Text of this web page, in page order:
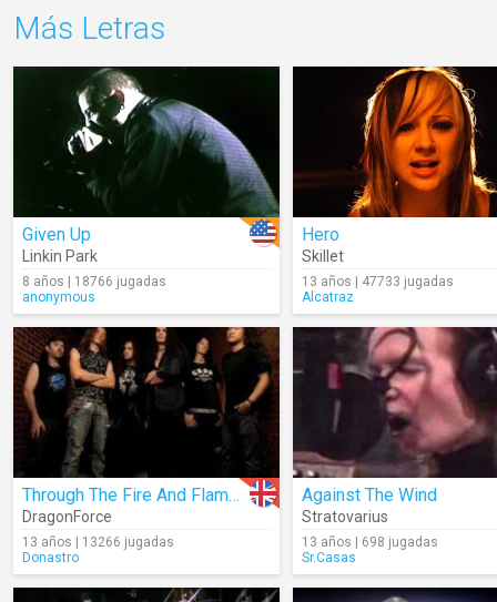
Más Letras
Given Up
Linkin Park
8 años | 18766 jugadas
anonymous
Hero
Skillet
13 años | 47733 jugadas
Alcatraz
Through The Fire And Flames (Full Version)
DragonForce
13 años | 13266 jugadas
Donastro
Against The Wind
Stratovarius
13 años | 698 jugadas
Sr.Casas